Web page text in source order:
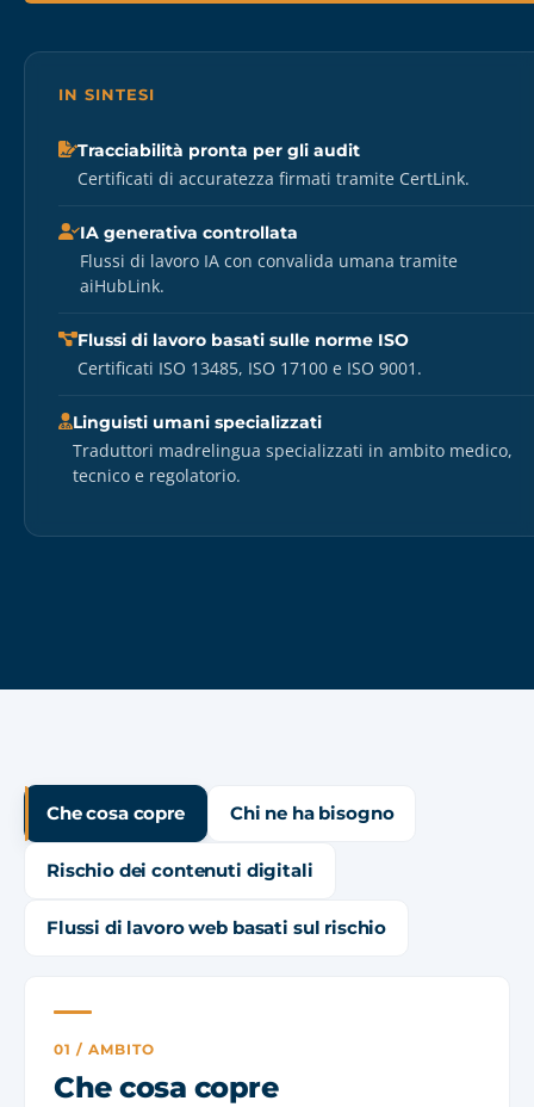
IN SINTESI
Tracciabilità pronta per gli audit
Certificati di accuratezza firmati tramite CertLink.
IA generativa controllata
Flussi di lavoro IA con convalida umana tramite
aiHubLink.
Flussi di lavoro basati sulle norme ISO
Certificati ISO 13485, ISO 17100 e ISO 9001.
Linguisti umani specializzati
Traduttori madrelingua specializzati in ambito medico,
tecnico e regolatorio.
Che cosa copre Chi ne ha bisogno
Rischio dei contenuti digitali
Flussi di lavoro web basati sul rischio
01 / AMBITO
Che cosa copre